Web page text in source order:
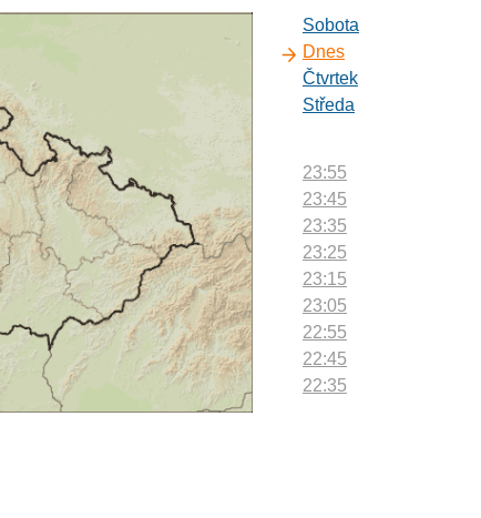
Sobota
Dnes
Čtvrtek
Středa
23:55
23:45
23:35
23:25
23:15
23:05
22:55
22:45
22:35